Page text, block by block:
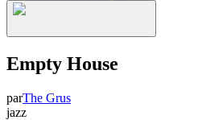
Empty House
parThe Grus
jazz